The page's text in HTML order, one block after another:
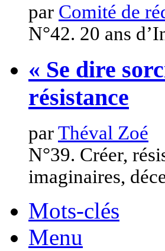
par Comité de
N°42. 20 ans
« Se dire
résistance
parThéval Zoé
N°39. Créer,
imaginaires,
Mots-clés
Menu